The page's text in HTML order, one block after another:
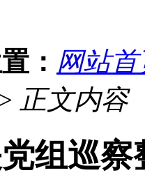
： 网站首
正文内容
组巡